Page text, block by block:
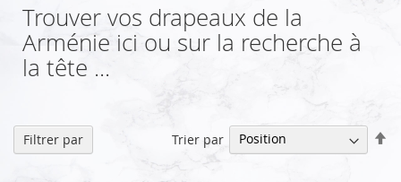
Trouver vos drapeaux de la
Arménie ici ou sur la recherche à
la tête ...
Trier par
Filtrer par